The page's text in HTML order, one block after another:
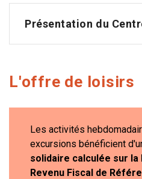
Présentation du
L'offre de loisirs
Les activités
excursions bénéficient
solidaire calculée sur la
Revenu Fiscal de